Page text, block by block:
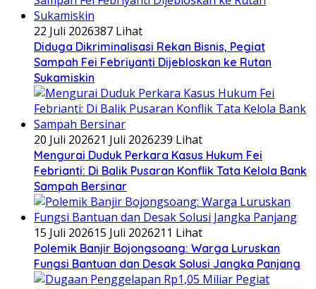
22 Juli 2026387 Lihat
Diduga Dikriminalisasi Rekan Bisnis, Pegiat
Sampah Fei Febriyanti Dijebloskan ke Rutan
Sukamiskin
20 Juli 202621 Juli 2026239 Lihat
​Mengurai Duduk Perkara Kasus Hukum Fei
Febrianti: Di Balik Pusaran Konflik Tata Kelola Bank
Sampah Bersinar
15 Juli 202615 Juli 2026211 Lihat
Polemik Banjir Bojongsoang: Warga Luruskan
Fungsi Bantuan dan Desak Solusi Jangka Panjang